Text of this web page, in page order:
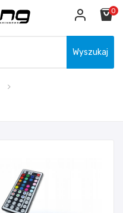
0
Wyszukaj